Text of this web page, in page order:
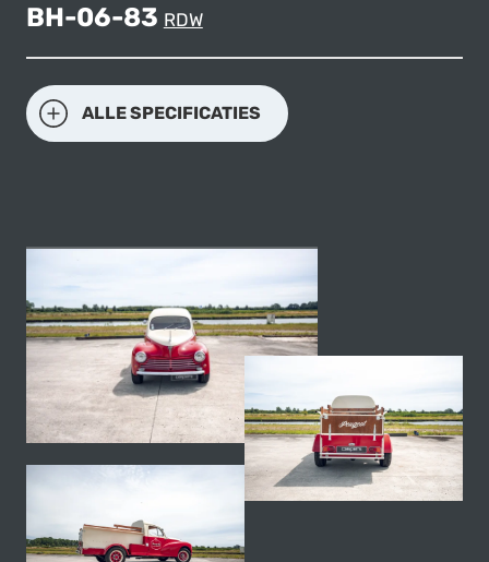
BH-06-83 RDW
ALLE SPECIFICATIES